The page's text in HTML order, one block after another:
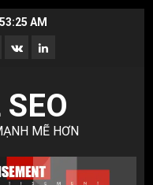
AM
VK LinkedIn
MẼ HƠN